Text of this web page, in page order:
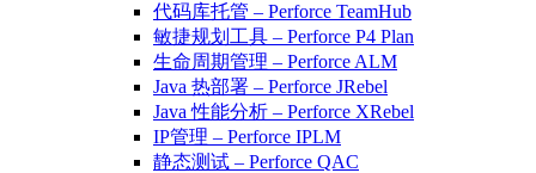
代码库托管 – Perforce TeamHub
敏捷规划工具 – Perforce P4 Plan
生命周期管理 – Perforce ALM
Java 热部署 – Perforce JRebel
Java 性能分析 – Perforce XRebel
IP管理 – Perforce IPLM
静态测试 – Perforce QAC